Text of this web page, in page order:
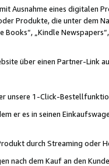
Ausnahme eines digitalen
Produkte, die unter dem
Books“, „Kindle
über einen Partner-Link
unsere 1-Click-
er es in seinen
durch Streaming oder
nach dem Kauf an den